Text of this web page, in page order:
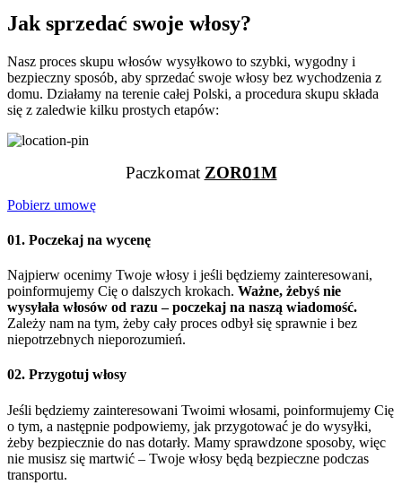
Jak sprzedać swoje włosy?
Nasz proces skupu włosów wysyłkowo to szybki, wygodny i
bezpieczny sposób, aby sprzedać swoje włosy bez wychodzenia z
domu. Działamy na terenie całej Polski, a procedura skupu składa
się z zaledwie kilku prostych etapów:
Paczkomat ZOR01M
Pobierz umowę
01. Poczekaj na wycenę
Najpierw ocenimy Twoje włosy i jeśli będziemy zainteresowani,
poinformujemy Cię o dalszych krokach. Ważne, żebyś nie
wysyłała włosów od razu – poczekaj na naszą wiadomość.
Zależy nam na tym, żeby cały proces odbył się sprawnie i bez
niepotrzebnych nieporozumień.
02. Przygotuj włosy
Jeśli będziemy zainteresowani Twoimi włosami, poinformujemy Cię
o tym, a następnie podpowiemy, jak przygotować je do wysyłki,
żeby bezpiecznie do nas dotarły. Mamy sprawdzone sposoby, więc
nie musisz się martwić – Twoje włosy będą bezpieczne podczas
transportu.